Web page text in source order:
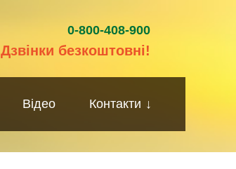
0-800-408-900
Дзвінки безкоштовні!
Відео Контакти ↓